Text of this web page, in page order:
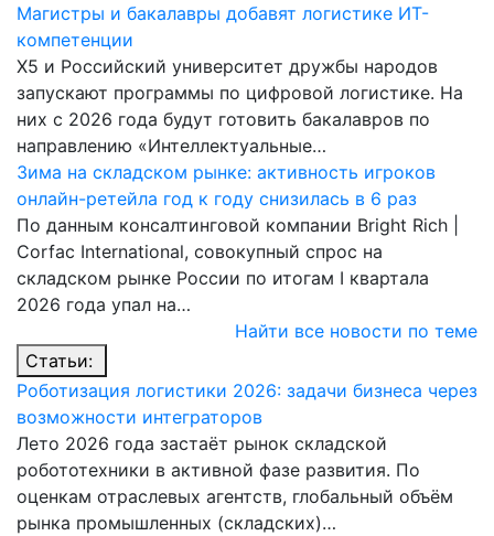
Магистры и бакалавры добавят логистике ИТ-
компетенции
Х5 и Российский университет дружбы народов
запускают программы по цифровой логистике. На
них с 2026 года будут готовить бакалавров по
направлению «Интеллектуальные…
Зима на складском рынке: активность игроков
онлайн-ретейла год к году снизилась в 6 раз
По данным консалтинговой компании Bright Rich |
Corfac International, совокупный спрос на
складском рынке России по итогам I квартала
2026 года упал на…
Найти все новости по теме
Статьи:
Роботизация логистики 2026: задачи бизнеса через
возможности интеграторов
Лето 2026 года застаёт рынок складской
робототехники в активной фазе развития. По
оценкам отраслевых агентств, глобальный объём
рынка промышленных (складских)…